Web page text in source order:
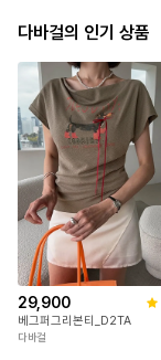
다바걸의 인기 상품
29,900
베그퍼그리본티_D2TA
다바걸